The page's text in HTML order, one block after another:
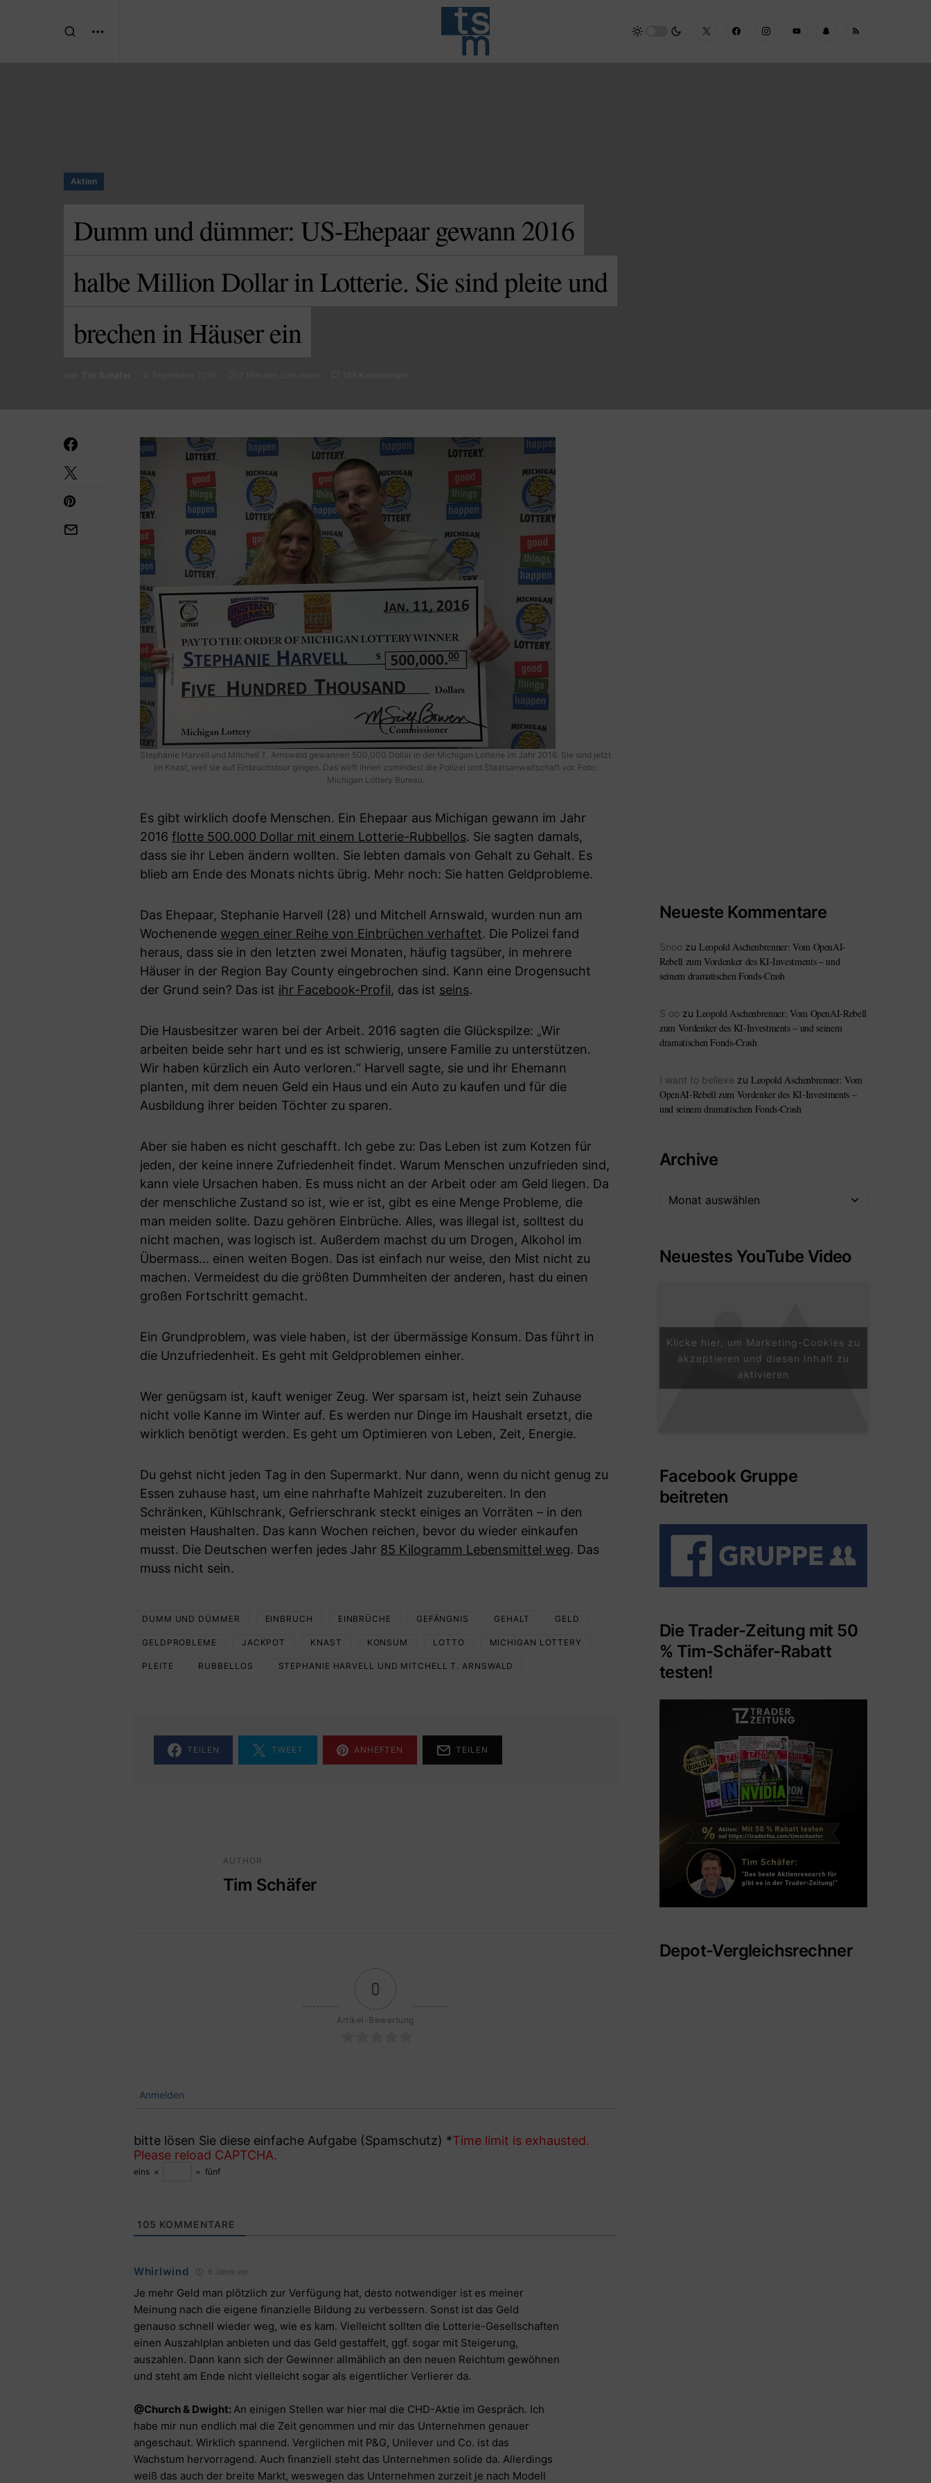
Aktien
Dumm und dümmer: US-Ehepaar gewann 2016
halbe Million Dollar in Lotterie. Sie sind pleite und
brechen in Häuser ein
Stephanie Harvell und Mitchell T. Arnswald gewannen 500,000 Dollar in der Michigan Lotterie im Jahr 2016. Sie sind jetzt
im Knast, weil sie auf Einbruchstour gingen. Das wirft ihnen zumindest die Polizei und Staatsanwaltschaft vor. Foto:
Michigan Lottery Bureau.
Es gibt wirklich doofe Menschen. Ein Ehepaar aus Michigan gewann im Jahr
2016 flotte 500.000 Dollar mit einem Lotterie-Rubbellos. Sie sagten damals,
dass sie ihr Leben ändern wollten. Sie lebten damals von Gehalt zu Gehalt. Es
blieb am Ende des Monats nichts übrig. Mehr noch: Sie hatten Geldprobleme.
Das Ehepaar, Stephanie Harvell (28) und Mitchell Arnswald, wurden nun am
Wochenende wegen einer Reihe von Einbrüchen verhaftet. Die Polizei fand
heraus, dass sie in den letzten zwei Monaten, häufig tagsüber, in mehrere
Häuser in der Region Bay County eingebrochen sind. Kann eine Drogensucht
der Grund sein? Das ist ihr Facebook-Profil, das ist seins.
Die Hausbesitzer waren bei der Arbeit. 2016 sagten die Glückspilze: „Wir
arbeiten beide sehr hart und es ist schwierig, unsere Familie zu unterstützen.
Wir haben kürzlich ein Auto verloren.“ Harvell sagte, sie und ihr Ehemann
planten, mit dem neuen Geld ein Haus und ein Auto zu kaufen und für die
Ausbildung ihrer beiden Töchter zu sparen.
Aber sie haben es nicht geschafft. Ich gebe zu: Das Leben ist zum Kotzen für
jeden, der keine innere Zufriedenheit findet. Warum Menschen unzufrieden sind,
kann viele Ursachen haben. Es muss nicht an der Arbeit oder am Geld liegen. Da
der menschliche Zustand so ist, wie er ist, gibt es eine Menge Probleme, die
man meiden sollte. Dazu gehören Einbrüche. Alles, was illegal ist, solltest du
nicht machen, was logisch ist. Außerdem machst du um Drogen, Alkohol im
Übermass… einen weiten Bogen. Das ist einfach nur weise, den Mist nicht zu
machen. Vermeidest du die größten Dummheiten der anderen, hast du einen
großen Fortschritt gemacht.
Ein Grundproblem, was viele haben, ist der übermässige Konsum. Das führt in
die Unzufriedenheit. Es geht mit Geldproblemen einher.
Wer genügsam ist, kauft weniger Zeug. Wer sparsam ist, heizt sein Zuhause
nicht volle Kanne im Winter auf. Es werden nur Dinge im Haushalt ersetzt, die
wirklich benötigt werden. Es geht um Optimieren von Leben, Zeit, Energie.
Du gehst nicht jeden Tag in den Supermarkt. Nur dann, wenn du nicht genug zu
Essen zuhause hast, um eine nahrhafte Mahlzeit zuzubereiten. In den
Schränken, Kühlschrank, Gefrierschrank steckt einiges an Vorräten – in den
meisten Haushalten. Das kann Wochen reichen, bevor du wieder einkaufen
musst. Die Deutschen werfen jedes Jahr 85 Kilogramm Lebensmittel weg. Das
muss nicht sein.
DUMM UND DÜMMER EINBRUCH EINBRÜCHE GEFÄNGNIS GEHALT GELD
GELDPROBLEME JACKPOT KNAST KONSUM LOTTO MICHIGAN LOTTERY
PLEITE RUBBELLOS STEPHANIE HARVELL UND MITCHELL T. ARNSWALD
TEILEN TWEET ANHEFTEN TEILEN
AUTHOR
Tim Schäfer
0
Artikel-Bewertung
Anmelden
bitte lösen Sie diese einfache Aufgabe (Spamschutz) *Time limit is exhausted.
Please reload CAPTCHA.
eins × = fünf
105 KOMMENTARE
Whirlwind 6 Jahre vor
Je mehr Geld man plötzlich zur Verfügung hat, desto notwendiger ist es meiner
Meinung nach die eigene finanzielle Bildung zu verbessern. Sonst ist das Geld
genauso schnell wieder weg, wie es kam. Vielleicht sollten die Lotterie-Gesellschaften
einen Auszahlplan anbieten und das Geld gestaffelt, ggf. sogar mit Steigerung,
auszahlen. Dann kann sich der Gewinner allmählich an den neuen Reichtum gewöhnen
und steht am Ende nicht vielleicht sogar als eigentlicher Verlierer da.
@Church & Dwight:An einigen Stellen war hier mal die CHD-Aktie im Gespräch. Ich
habe mir nun endlich mal die Zeit genommen und mir das Unternehmen genauer
angeschaut. Wirklich spannend. Verglichen mit P&G, Unilever und Co. ist das
Wachstum hervorragend. Auch finanziell steht das Unternehmen solide da. Allerdings
weiß das auch der breite Markt, weswegen das Unternehmen zurzeit je nach Modell
Neueste Kommentare
Snoo zu Leopold Aschenbrenner: Vom OpenAI-
Rebell zum Vordenker des KI-Investments – und
seinem dramatischen Fonds-Crash
S oo zu Leopold Aschenbrenner: Vom OpenAI-Rebell
zum Vordenker des KI-Investments – und seinem
dramatischen Fonds-Crash
I want to believe zu Leopold Aschenbrenner: Vom
OpenAI-Rebell zum Vordenker des KI-Investments –
und seinem dramatischen Fonds-Crash
Archive
Neuestes YouTube Video
Klicke hier, um Marketing-Cookies zu
akzeptieren und diesen Inhalt zu
aktivieren
Facebook Gruppe
beitreten
Die Trader-Zeitung mit 50
% Tim-Schäfer-Rabatt
testen!
Depot-Vergleichsrechner